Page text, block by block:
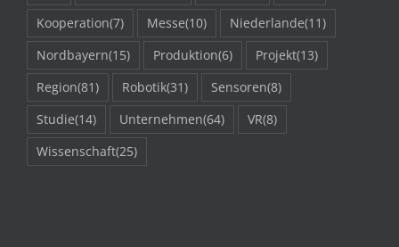
Kooperation(7) Messe(10) Niederlande(11)
Nordbayern(15) Produktion(6) Projekt(13)
Region(81) Robotik(31) Sensoren(8)
Studie(14) Unternehmen(64) VR(8)
Wissenschaft(25)